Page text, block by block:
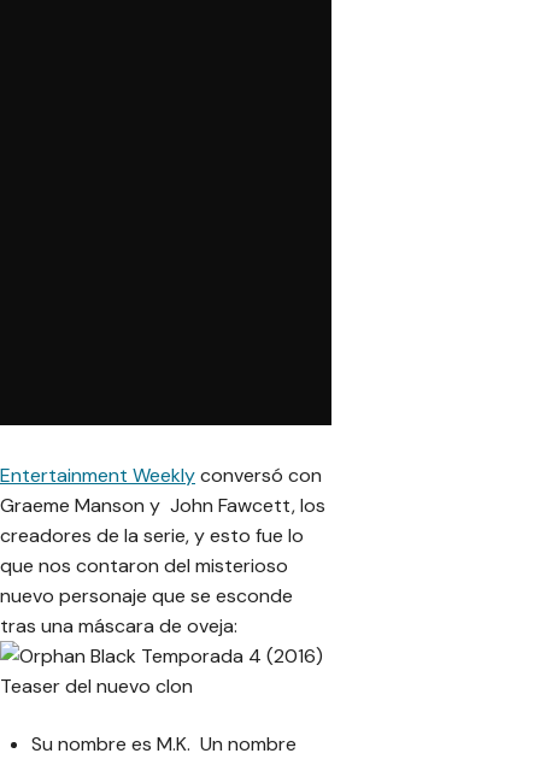
Entertainment Weeklyconversó con
Graeme Manson y John Fawcett, los
creadores de la serie, y esto fue lo
que nos contaron del misterioso
nuevo personaje que se esconde
tras una máscara de oveja:
Su nombre es M.K. Un nombre